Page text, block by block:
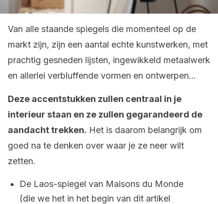
Van alle staande spiegels die momenteel op de
markt zijn, zijn een aantal echte kunstwerken, met
prachtig gesneden lijsten, ingewikkeld metaalwerk
en allerlei verbluffende vormen en ontwerpen…
Deze accentstukken zullen centraal in je
interieur staan en ze zullen gegarandeerd de
aandacht trekken. Het is daarom belangrijk om
goed na te denken over waar je ze neer wilt
zetten.
De Laos-spiegel van Maisons du Monde
(die we het in het begin van dit artikel